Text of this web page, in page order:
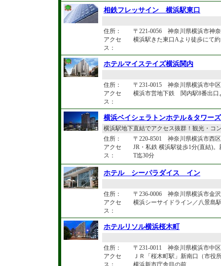
相鉄フレッサイン 横浜駅東口
住所：
〒221-0056 神奈川県横浜市神
アクセ
ス：
横浜駅きた東口Aより徒歩にて
ホテルマイステイズ横浜関内
住所：
〒231-0015 神奈川県横浜市中
アクセ
ス：
横浜市営地下鉄 関内駅8番出口
横浜ベイシェラトンホテル＆タワーズ
横浜駅地下直結でアクセス抜群！観光・コ
住所：
〒220-8501 神奈川県横浜市西
アクセ
ス：
JR・私鉄 横浜駅徒歩1分(直結)
T迄30分
ホテル シーパラダイス イン
住所：
〒236-0006 神奈川県横浜市金
アクセ
ス：
横浜シーサイドライン／八景島
ホテルリソル横浜桜木町
住所：
〒231-0011 神奈川県横浜市中
アクセ
ス：
ＪＲ「桜木町駅」新南口（市
横浜新市庁舎目の前